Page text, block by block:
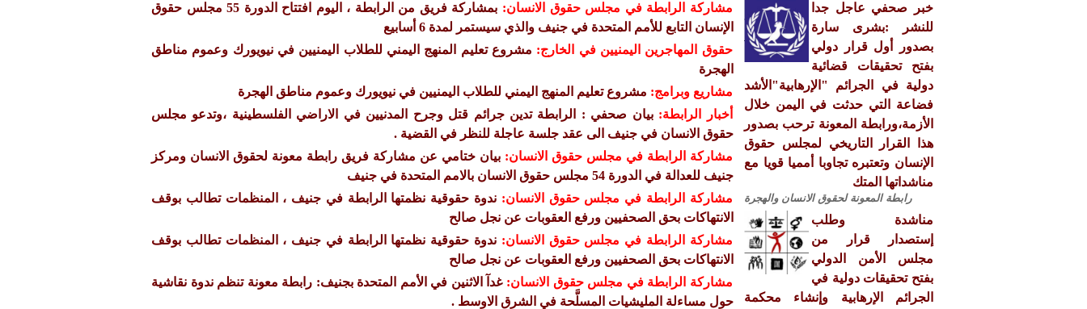
خبر صحفي عاجل جدا
للنشر :بشرى سارة
بصدور أول قرار دولي
بفتح تحقيقات قضائية
دولية في الجرائم "الإرهابية"الأشد
فضاعة التي حدثت في اليمن خلال
الأزمة،ورابطة المعونة ترحب بصدور
هذا القرار التاريخي لمجلس حقوق
الإنسان وتعتبره تجاوبا أمميا قويا مع
مناشداتها المتك
رابطة المعونة لحقوق الانسان والهجرة
مناشدة وطلب
إستصدار قرار من
مجلس الأمن الدولي
بفتح تحقيقات دولية في
الجرائم الإرهابية وإنشاء محكمة
مشاركة الرابطة في مجلس حقوق الانسان:
بمشاركة فريق من الرابطة ، اليوم افتتاح الدورة 55 مجلس حقوق
الإنسان التابع للأمم المتحدة في جنيف والذي سيستمر لمدة 6 أسابيع
حقوق المهاجرين اليمنيين في الخارج: مشروع تعليم المنهج اليمني للطلاب اليمنيين في نيويورك وعموم مناطق
الهجرة
مشاريع وبرامج: مشروع تعليم المنهج اليمني للطلاب اليمنيين في نيويورك وعموم مناطق الهجرة
أخبار الرابطة:بيان صحفي : الرابطة تدين جرائم قتل وجرح المدنيين في الاراضي الفلسطينية ،وتدعو مجلس
حقوق الانسان في جنيف الى عقد جلسة عاجلة للنظر في القضية .
مشاركة الرابطة في مجلس حقوق الانسان:بيان ختامي عن مشاركة فريق رابطة معونة لحقوق الانسان ومركز
جنيف للعدالة في الدورة 54 مجلس حقوق الانسان بالامم المتحدة في جنيف
مشاركة الرابطة في مجلس حقوق الانسان: ندوة حقوقية نظمتها الرابطة في جنيف ، المنظمات تطالب بوقف
الانتهاكات بحق الصحفيين ورفع العقوبات عن نجل صالح
مشاركة الرابطة في مجلس حقوق الانسان: ندوة حقوقية نظمتها الرابطة في جنيف ، المنظمات تطالب بوقف
الانتهاكات بحق الصحفيين ورفع العقوبات عن نجل صالح
مشاركة الرابطة في مجلس حقوق الانسان:غدآ الاثنين في الأمم المتحدة بجنيف: رابطة معونة تنظم ندوة نقاشية
حول مساءلة المليشيات المسلَّحة في الشرق الاوسط .